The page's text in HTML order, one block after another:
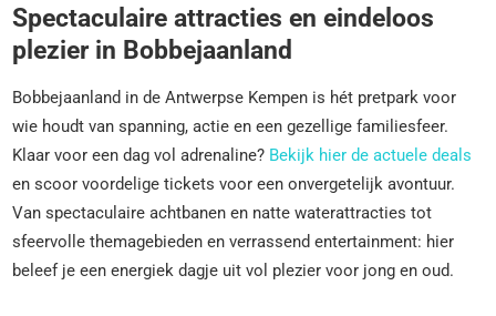
Spectaculaire attracties en eindeloos
plezier in Bobbejaanland
Bobbejaanland in de Antwerpse Kempen is hét pretpark voor
wie houdt van spanning, actie en een gezellige familiesfeer.
Klaar voor een dag vol adrenaline? Bekijk hier de actuele deals
en scoor voordelige tickets voor een onvergetelijk avontuur.
Van spectaculaire achtbanen en natte waterattracties tot
sfeervolle themagebieden en verrassend entertainment: hier
beleef je een energiek dagje uit vol plezier voor jong en oud.